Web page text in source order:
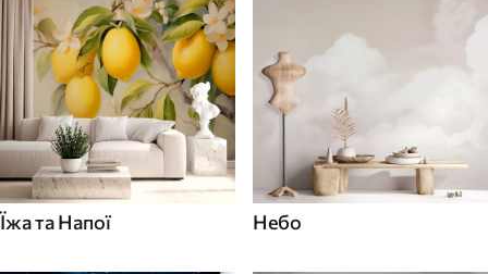
Їжа та Напої Небо